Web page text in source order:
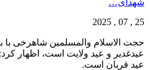
25 , 07 , 2025
حجت الاسلام والمسلمین شاهرخی با
عیدغدیر و عید ولایت است، اظهار
عید قربان است.